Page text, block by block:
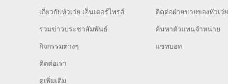
เกี่ยวกับหัวเว่ย เอ็นเตอร์ไพรส์
รวมข่าวประชาสัมพันธ์
กิจกรรมต่างๆ
ติดต่อเรา
ดูเพิ่มเติม
ติดต่อฝ่ายขายของหัวเว่ย
ค้นหาตัวแทนจำหน่าย
แชทบอท